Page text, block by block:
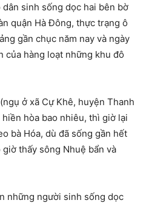
sinh sống dọc hai bên bờ
quận Hà Đông, thực trạng ô
gần chục năm nay và ngày
của hàng loạt những khu đô
ở xã Cự Khê, huyện Thanh
hòa bao nhiêu, thì giờ lại
bà Hóa, dù đã sống gần hết
thấy sông Nhuệ bẩn và
những người sinh sống dọc